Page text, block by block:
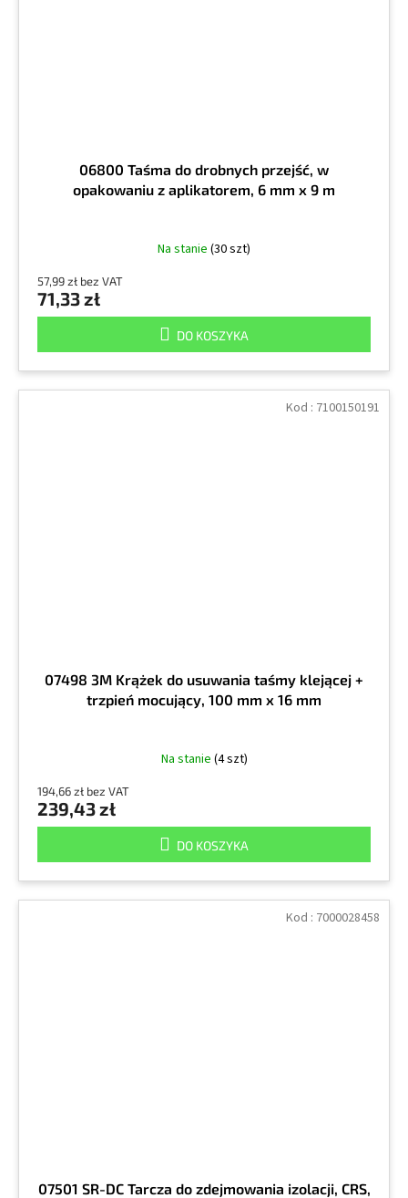
06800 Taśma do drobnych przejść, w
opakowaniu z aplikatorem, 6 mm x 9 m
Na stanie (30 szt)
57,99 zł bez VAT
71,33 zł
DO KOSZYKA
07498 3M Krążek do usuwania taśmy klejącej +
trzpień mocujący, 100 mm x 16 mm
Na stanie (4 szt)
194,66 zł bez VAT
239,43 zł
DO KOSZYKA
Kod : 7100150191
07501 SR-DC Tarcza do zdejmowania izolacji, CRS,
Kod : 7000028458